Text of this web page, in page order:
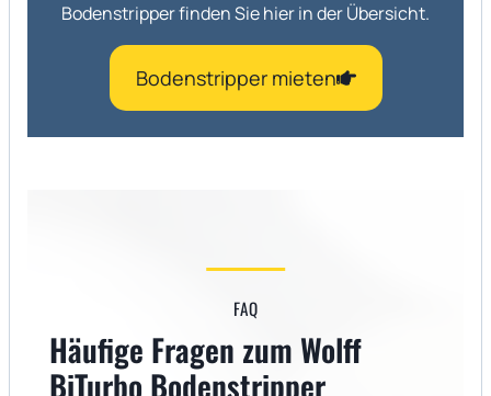
Bodenstripper finden Sie hier in der Übersicht.
Bodenstripper mieten
FAQ
Häufige Fragen zum Wolff
BiTurbo Bodenstripper